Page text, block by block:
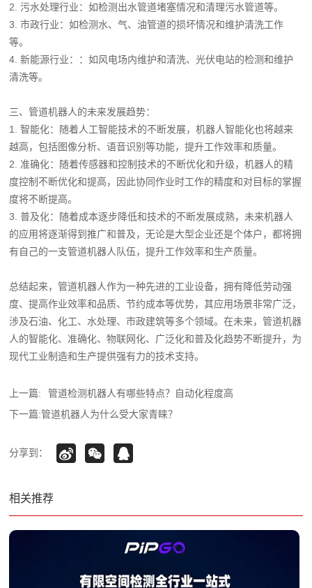
2. 污水处理行业：如检测出水管道堵塞情况和清理污水管道等。
3. 市政行业：如检测水、气、油管道的损坏情况和维护清洗工作
等。
4. 新能源行业：：如风电场内维护和清洗、光伏电站的检测和维护
清洗等。
三、管道机器人的未来发展趋势：
1. 智能化：随着人工智能技术的不断发展，机器人智能化也将越来
越高，包括图像分析、语音识别等功能，提升工作效率和质量。
2. 准确化：随着传感器和控制技术的不断优化和升级，机器人的精
度控制不断优化和提高，因此协同作业时工作的精度和对目标的掌握
度将不断提高。
3. 普及化：随着成本逐步降低和技术的不断发展成熟，未来机器人
的应用将逐渐得到推广和普及，无论是大型企业还是个体户，都将拥
有自己的一支管道机器人队伍，提升工作效率和生产质量。
总结起来，管道机器人作为一种先进的工业设备，拥有降低劳动强
度、提高作业效率和品质、节约成本等优势，其应用场景非常广泛，
涉及石油、化工、水处理、市政建筑等多个领域。在未来，管道机器
人的智能化、准确化、物联网化、广泛化和普及化趋势不断提升，为
现代工业制造和生产提供强有力的技术支持。
上一篇:
管道检测机器人‍有哪些特点？自动化程度高
下一篇:管道机器人为什么受大家青睐？
分享到：
相关推荐